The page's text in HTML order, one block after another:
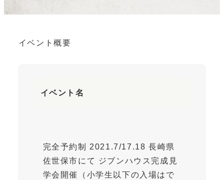
イベント概要
イベント名
完全予約制 2021.7/17.18 長崎県
佐世保市にて ジブンハウス完成見
学会開催（小学生以下の入場はで